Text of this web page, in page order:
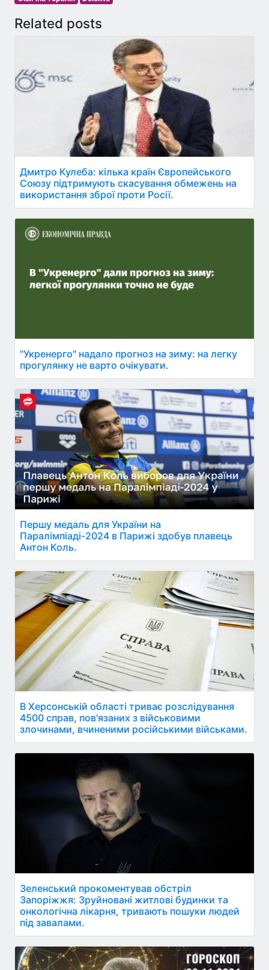
Related posts
Дмитро Кулеба: кілька країн Європейського
Союзу підтримують скасування обмежень на
використання зброї проти Росії.
"Укренерго" надало прогноз на зиму: на легку
прогулянку не варто очікувати.
Першу медаль для України на
Паралімпіаді-2024 в Парижі здобув плавець
Антон Коль.
В Херсонській області триває розслідування
4500 справ, пов'язаних з військовими
злочинами, вчиненими російськими військами.
Зеленський прокоментував обстріл
Запоріжжя: Зруйновані житлові будинки та
онкологічна лікарня, тривають пошуки людей
під завалами.